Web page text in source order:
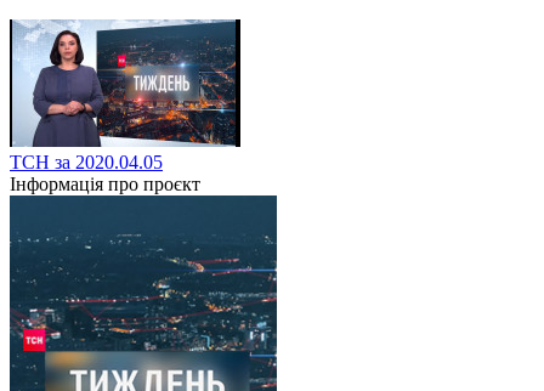
ТСН за 2020.04.05
Інформація про проєкт